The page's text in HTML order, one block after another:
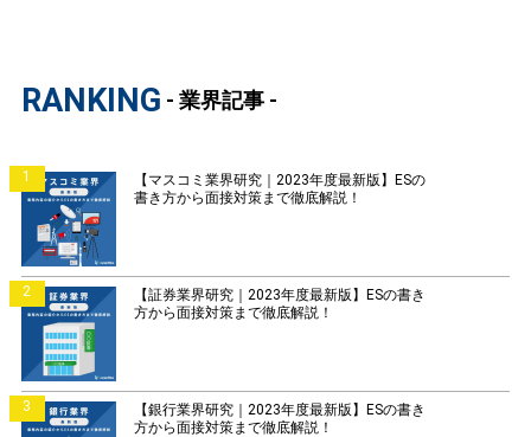
RANKING - 業界記事 -
1
【マスコミ業界研究｜2023年度最新版】ESの
書き方から面接対策まで徹底解説！
2
【証券業界研究｜2023年度最新版】ESの書き
方から面接対策まで徹底解説！
3
【銀行業界研究｜2023年度最新版】ESの書き
方から面接対策まで徹底解説！